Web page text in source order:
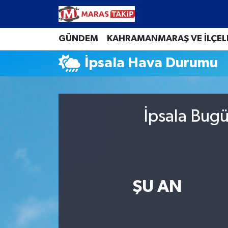
GÜNDEM KAHRAMANMARAŞ VE
İpsala Hava Durumu
İpsala
ŞU AN
Kahramanmaraş Nöbetçi Eczaneler
Kahramanmaraş Hava Durumu
Kahramanmaraş Trafik Yoğunluk Haritası